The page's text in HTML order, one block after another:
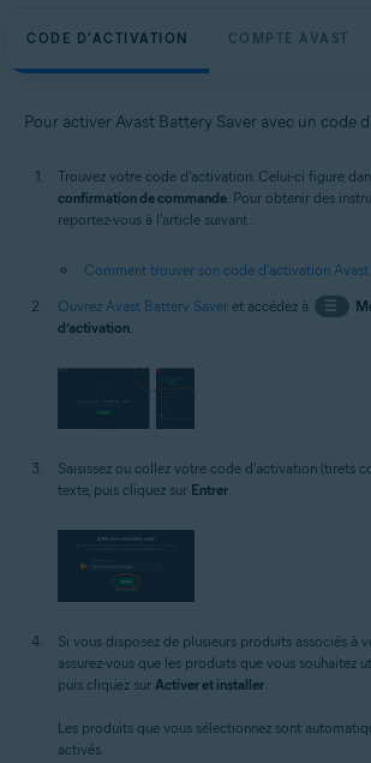
CODE D'ACTIVATION COMPTE AVAST
Pour activer Avast Battery Saver avec un code
Trouvez votre code d'activation. Celui-ci figure
confirmation de commande. Pour obtenir des
reportez-vous à l'article suivant :
Comment trouver son code d'activation Avast
Ouvrez Avast Battery Saver et accédez à ☰
d’activation.
Saisissez ou collez votre code d'activation (tirets
texte, puis cliquez sur Entrer.
Si vous disposez de plusieurs produits associés à
assurez-vous que les produits que vous souhaitez
puis cliquez sur Activer et installer
Les produits que vous sélectionnez sont
activés.